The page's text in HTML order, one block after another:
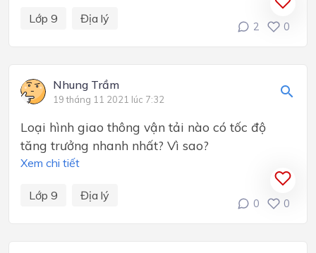
Lớp 9 Địa lý
2 0
Nhung Trầm
19 tháng 11 2021 lúc 7:32
Loại hình giao thông vận tải nào có tốc độ
tăng trưởng nhanh nhất? Vì sao?
Xem chi tiết
Lớp 9 Địa lý
0 0